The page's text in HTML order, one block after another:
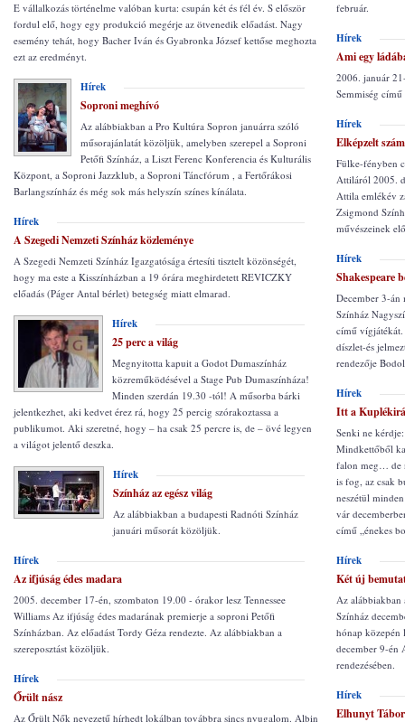
E vállalkozás történelme valóban kurta: csupán két és fél év. S először
fordul elő, hogy egy produkció megérje az ötvenedik előadást. Nagy
esemény tehát, hogy Bacher Iván és Gyabronka József kettőse meghozta
ezt az eredményt.
Hírek
Soproni meghívó
Az alábbiakban a Pro Kultúra Sopron januárra szóló
műsorajánlatát közöljük, amelyben szerepel a Soproni
Petőfi Színház, a Liszt Ferenc Konferencia és Kulturális
Központ, a Soproni Jazzklub, a Soproni Táncfórum , a Fertőrákosi
Barlangszínház és még sok más helyszín színes kínálata.
Hírek
A Szegedi Nemzeti Színház közleménye
A Szegedi Nemzeti Színház Igazgatósága értesíti tisztelt közönségét,
hogy ma este a Kisszínházban a 19 órára meghirdetett REVICZKY
előadás (Páger Antal bérlet) betegség miatt elmarad.
Hírek
25 perc a világ
Megnyitotta kapuit a Godot Dumaszínház
közreműködésével a Stage Pub Dumaszínháza!
Minden szerdán 19.30 -tól! A műsorba bárki
jelentkezhet, aki kedvet érez rá, hogy 25 percig szórakoztassa a
publikumot. Aki szeretné, hogy – ha csak 25 percre is, de – övé legyen
a világot jelentő deszka.
Hírek
Színház az egész világ
Az alábbiakban a budapesti Radnóti Színház
januári műsorát közöljük.
Hírek
Az ifjúság édes madara
2005. december 17-én, szombaton 19.00 - órakor lesz Tennessee
Williams Az ifjúság édes madarának premierje a soproni Petőfi
Színházban. Az előadást Tordy Géza rendezte. Az alábbiakban a
szereposztást közöljük.
Hírek
Őrült nász
Az Őrült Nők nevezetű hírhedt lokálban továbbra sincs nyugalom. Albin
február.
Hírek
Ami egy
2006. január
Semmiség
Hírek
Elképzelt
Fülke-fényben
Attiláról 2005.
Attila emlékév
Zsigmond
művészeinek
Hírek
Shakespeare
December 3-
Színház
című vígjátékát.
díszlet-és
rendezője
Hírek
Itt a
Senki ne
Mindkettőből
falon meg… de
is fog, az csak
neszétül
vár
című „énekes
Hírek
Két új
Az alábbiakban
Színház
hónap közepén
december 9-én
rendezésében.
Hírek
Elhunyt